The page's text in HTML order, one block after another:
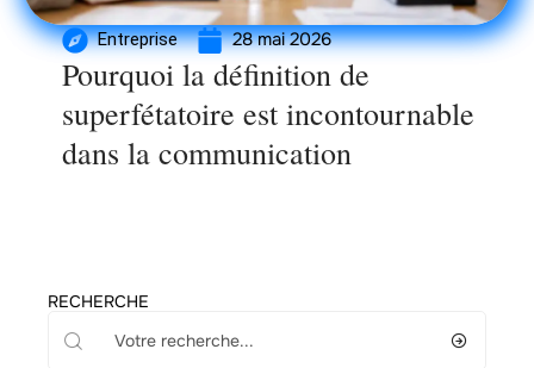
Entreprise 28 mai 2026
Pourquoi la définition de
superfétatoire est incontournable
dans la communication
RECHERCHE